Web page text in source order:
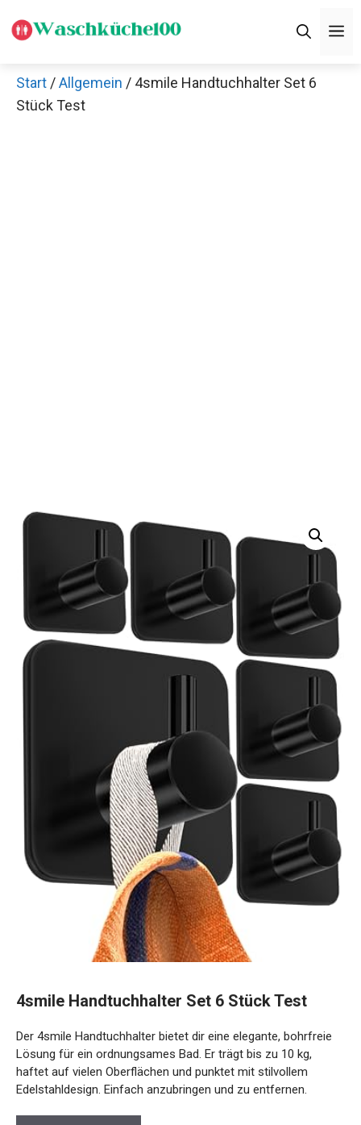
Inhalt
Start /Allgemein / 4smile Handtuchhalter Set 6
Stück Test
4smile Handtuchhalter Set 6 Stück Test
Der 4smile Handtuchhalter bietet dir eine elegante, bohrfreie
Lösung für ein ordnungsames Bad. Er trägt bis zu 10 kg,
haftet auf vielen Oberflächen und punktet mit stilvollem
Edelstahldesign. Einfach anzubringen und zu entfernen.